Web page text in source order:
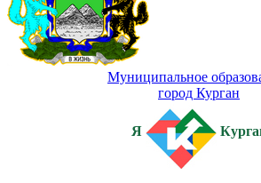
Муниципальное
город Курган
Я